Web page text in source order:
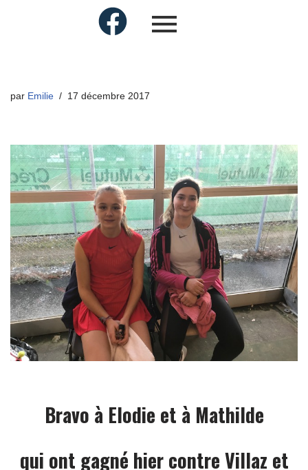
par Emilie 17 décembre 2017
Bravo à Elodie et à Mathilde
qui ont gagné hier contre Villaz et